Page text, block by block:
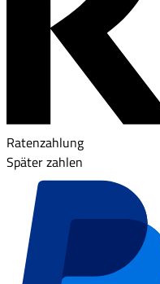
Ratenzahlung
Später zahlen